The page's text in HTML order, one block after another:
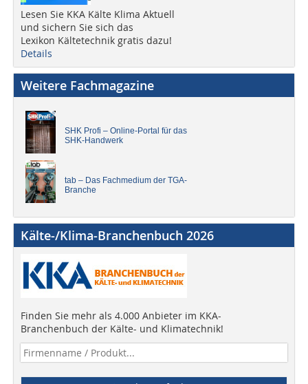
Lesen Sie KKA Kälte Klima Aktuell
und sichern Sie sich das
Lexikon Kältetechnik gratis dazu!
Details
Weitere Fachmagazine
SHK Profi – Online-Portal für das
SHK-Handwerk
tab – Das Fachmedium der TGA-
Branche
Kälte-/Klima-Branchenbuch 2026
Finden Sie mehr als 4.000 Anbieter im KKA-
Branchenbuch der Kälte- und Klimatechnik!